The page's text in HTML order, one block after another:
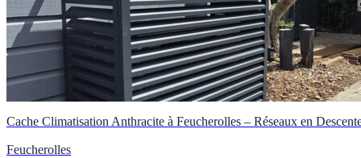
Cache Climatisation Anthracite à Feucherolles – Réseaux en
Feucherolles